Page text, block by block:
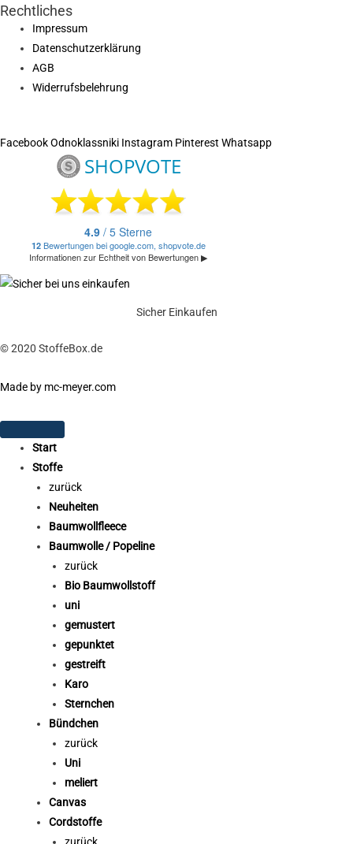
Rechtliches
Impressum
Datenschutzerklärung
AGB
Widerrufsbelehrung
FacebookOdnoklassniki Instagram Pinterest Whatsapp
Sicher Einkaufen
© 2020 StoffeBox.de
Made by mc-meyer.com
Start
Stoffe
zurück
Neuheiten
Baumwollfleece
Baumwolle / Popeline
zurück
Bio Baumwollstoff
uni
gemustert
gepunktet
gestreift
Karo
Sternchen
Bündchen
zurück
Uni
meliert
Canvas
Cordstoffe
zurück